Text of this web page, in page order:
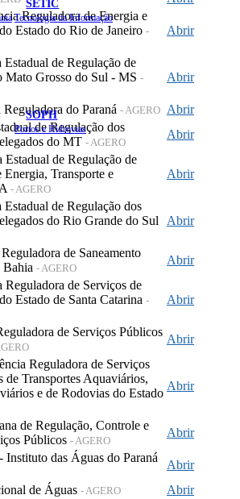
SETIC
Tecnologia da Informação
SOPH
Portos e Hidrovias
Reguladora de Energia e
Estado do Rio de Janeiro -
Abrir
de Regulação de
Mato Grosso do Sul - MS -
Abrir
do Paraná - AGERO Abrir
de Regulação dos
do MT - AGERO
Abrir
de Regulação de
Transporte e
- AGERO
Abrir
de Regulação dos
do Rio Grande do Sul
Abrir
de Saneamento
Bahia - AGERO
Abrir
de Serviços de
Estado de Santa Catarina -
Abrir
de Serviços Públicos
Abrir
Reguladora de Serviços
de Transportes Aquaviários,
e de Rodovias do Estado
Abrir
de Regulação, Controle e
Públicos - AGERO
Abrir
das Águas do Paraná
Abrir
de Águas - AGERO
Abrir